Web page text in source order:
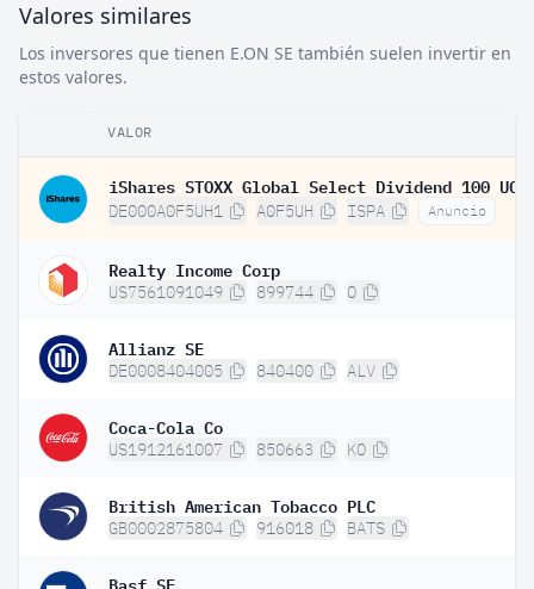
Valores similares
Los inversores que tienen E.ON SE también suelen invertir en
estos valores.
VALOR
DE000A0F5UH1 A0F5UH ISPA Anuncio
Realty Income Corp
US7561091049 899744 O
Allianz SE
DE0008404005 840400 ALV
Coca-Cola Co
US1912161007 850663 KO
British American Tobacco PLC
GB0002875804 916018 BATS
Basf SE